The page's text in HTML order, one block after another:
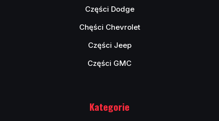
Części Dodge
Chęści Chevrolet
Części Jeep
Części GMC
Kategorie